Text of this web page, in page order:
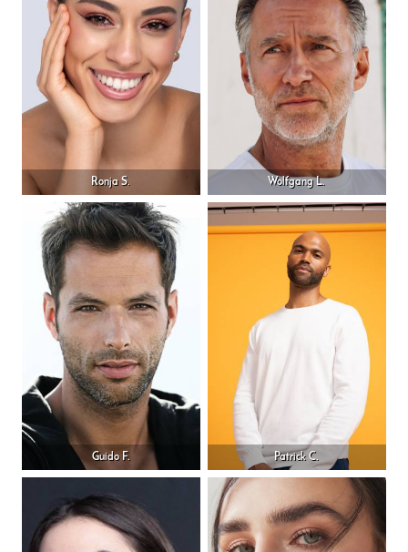
Ronja S. Wolfgang L.
Guido F. Patrick C.